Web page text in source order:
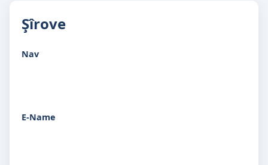
Şîrove
Nav
E-Name